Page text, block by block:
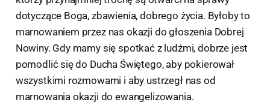
dotyczące Boga, zbawienia, dobrego życia. Byłoby to
marnowaniem przez nas okazji do głoszenia Dobrej
Nowiny. Gdy mamy się spotkać z ludźmi, dobrze jest
pomodlić się do Ducha Świętego, aby pokierował
wszystkimi rozmowami i aby ustrzegł nas od
marnowania okazji do ewangelizowania.